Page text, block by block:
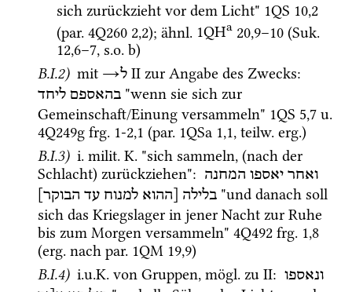
sich zurückzieht vor dem Licht" 1QS 10,2
(par. 4Q260 2,2); ähnl. 1QHa 20,9–10 (Suk.
12,6–7, s.o. b)
B.I.2) mit →ל ‎ II zur Angabe des Zwecks
בהאספם ליחד
"wenn sie sich zur
Gemeinschaft/Einung versammeln" 1QS 5,7 u.
4Q249g frg. 1-2,1 (par. 1QSa 1,1, teilw. erg.)
B.I.3) i. milit. K. "sich sammeln, (nach der
Schlacht) zurückziehen": ואחר יאספו המחנה
בלילה
[ההוא למנוח עד הבוקר]
"und danach soll
sich das Kriegslager in jener Nacht zur Ruhe
bis zum Morgen versammeln" 4Q492 frg. 1,8
(erg. nach par. 1QM 19,9)
B.I.4) i.u.K. von Gruppen, mögl. zu II: ונאספו